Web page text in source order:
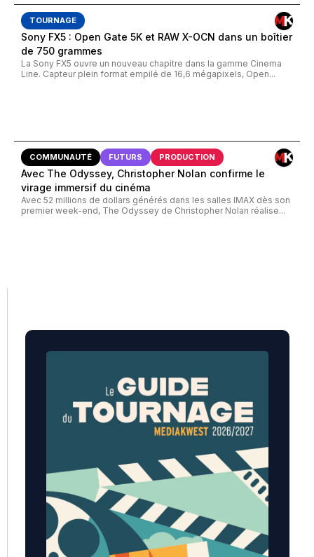
TOURNAGE
Sony FX5 : Open Gate 5K et RAW X-OCN dans un boîtier
de 750 grammes
La Sony FX5 ouvre un nouveau chapitre dans la gamme Cinema
Line. Capteur plein format empilé de 16,6 mégapixels, Open...
COMMUNAUTÉ FUTURS PRODUCTION
Avec The Odyssey, Christopher Nolan confirme le
virage immersif du cinéma
Avec 52 millions de dollars générés dans les salles IMAX dès son
premier week-end, The Odyssey de Christopher Nolan réalise...